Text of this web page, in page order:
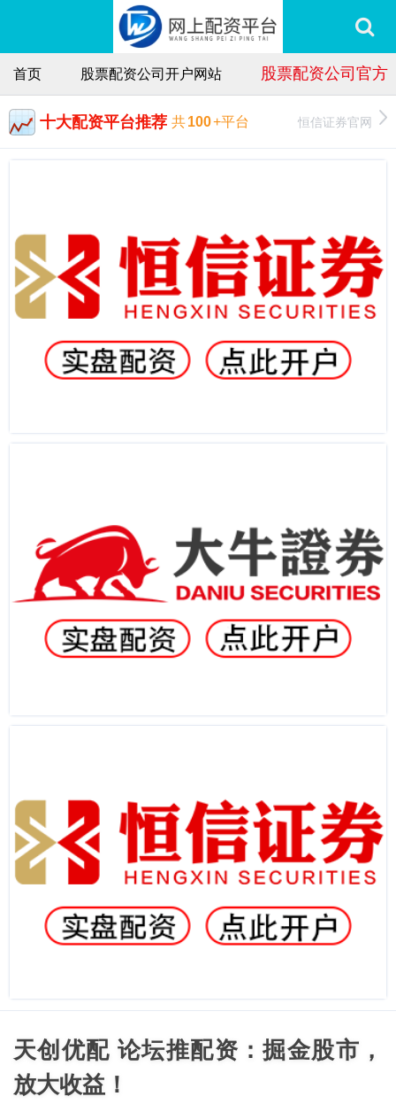
首页 股票配资公司开户网站 股票配资公司官方
十大配资平台推荐 共100+平台 恒信证券官网
天创优配 论坛推配资：掘金股市，
放大收益！